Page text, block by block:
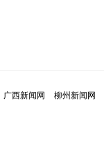
广西新闻网 柳州新闻网